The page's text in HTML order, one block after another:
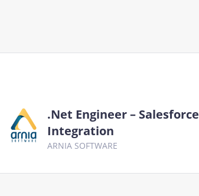
.Net Engineer – Salesforce
Integration
ARNIA SOFTWARE